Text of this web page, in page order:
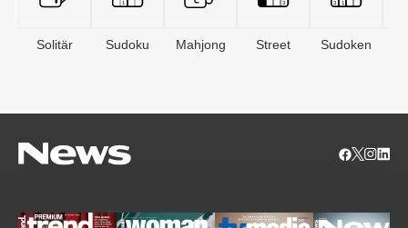
Solitär Sudoku Mahjong Street Sudoken